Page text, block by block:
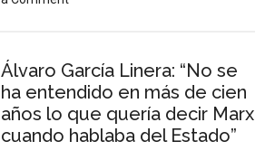
Álvaro García Linera: “No se
ha entendido en más de cien
años lo que quería decir Marx
cuando hablaba del Estado”